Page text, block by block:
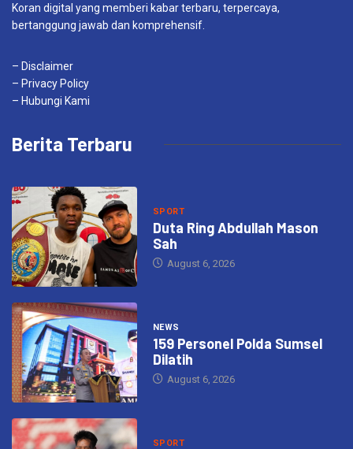
Koran digital yang memberi kabar terbaru, terpercaya,
bertanggung jawab dan komprehensif.
– Disclaimer
– Privacy Policy
– Hubungi Kami
Berita Terbaru
SPORT
Duta Ring Abdullah Mason
Sah
August 6, 2026
NEWS
159 Personel Polda Sumsel
Dilatih
August 6, 2026
SPORT